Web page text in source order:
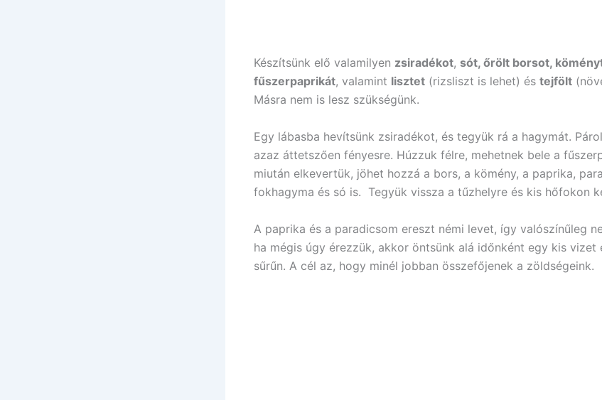
Készítsünk elő valamilyen zsiradékot, sót, őrölt borsot,
fűszerpaprikát, valamint lisztet (rizsliszt is lehet) és tejfölt
Másra nem is lesz szükségünk.
Egy lábasba hevítsünk zsiradékot, és tegyük rá a hagymát.
azaz áttetszően fényesre. Húzzuk félre, mehetnek bele a
miután elkevertük, jöhet hozzá a bors, a kömény, a paprika,
fokhagyma és só is. Tegyük vissza a tűzhelyre és kis hőfokon
A paprika és a paradicsom ereszt némi levet, így valószínűleg
ha mégis úgy érezzük, akkor öntsünk alá időnként egy kis vizet
sűrűn. A cél az, hogy minél jobban összefőjenek a zöldségeink.